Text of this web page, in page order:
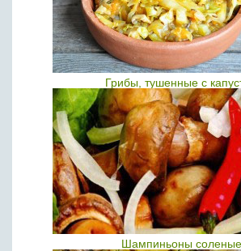
Грибы, тушенные с
Шампиньоны соленые